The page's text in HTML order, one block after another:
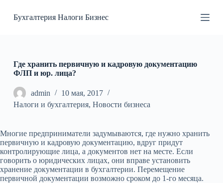
и
к
у
и
Бухгалтерия Налоги Бизнес
Где хранить первичную и кадровую документацию
ФЛП и юр. лица?
admin
10 мая, 2017
Налоги и бухгалтерия, Новости бизнеса
Многие предприниматели задумываются, где нужно хранить
первичную и кадровую документацию, вдруг придут
контролирующие лица, а документов нет на месте. Если
говорить о юридических лицах, они вправе установить
хранение документации в бухгалтерии. Перемещение
первичной документации возможно сроком до 1-го месяца.